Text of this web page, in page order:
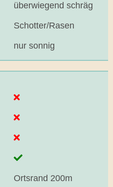
überwiegend schräg
Schotter/Rasen
nur sonnig
Ortsrand 200m